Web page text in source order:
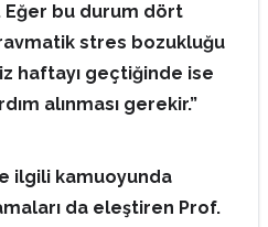
bu durum dört
stres bozukluğu
haftayı geçtiğinde ise
alınması gerekir.”
ilgili kamuoyunda
da eleştiren Prof.